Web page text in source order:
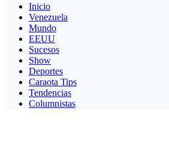
Inicio
Venezuela
Mundo
EEUU
Sucesos
Show
Deportes
Caraota Tips
Tendencias
Columnistas